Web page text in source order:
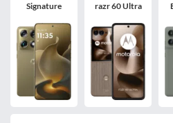
Handy-Speicher
Signature razr 60 Ultra